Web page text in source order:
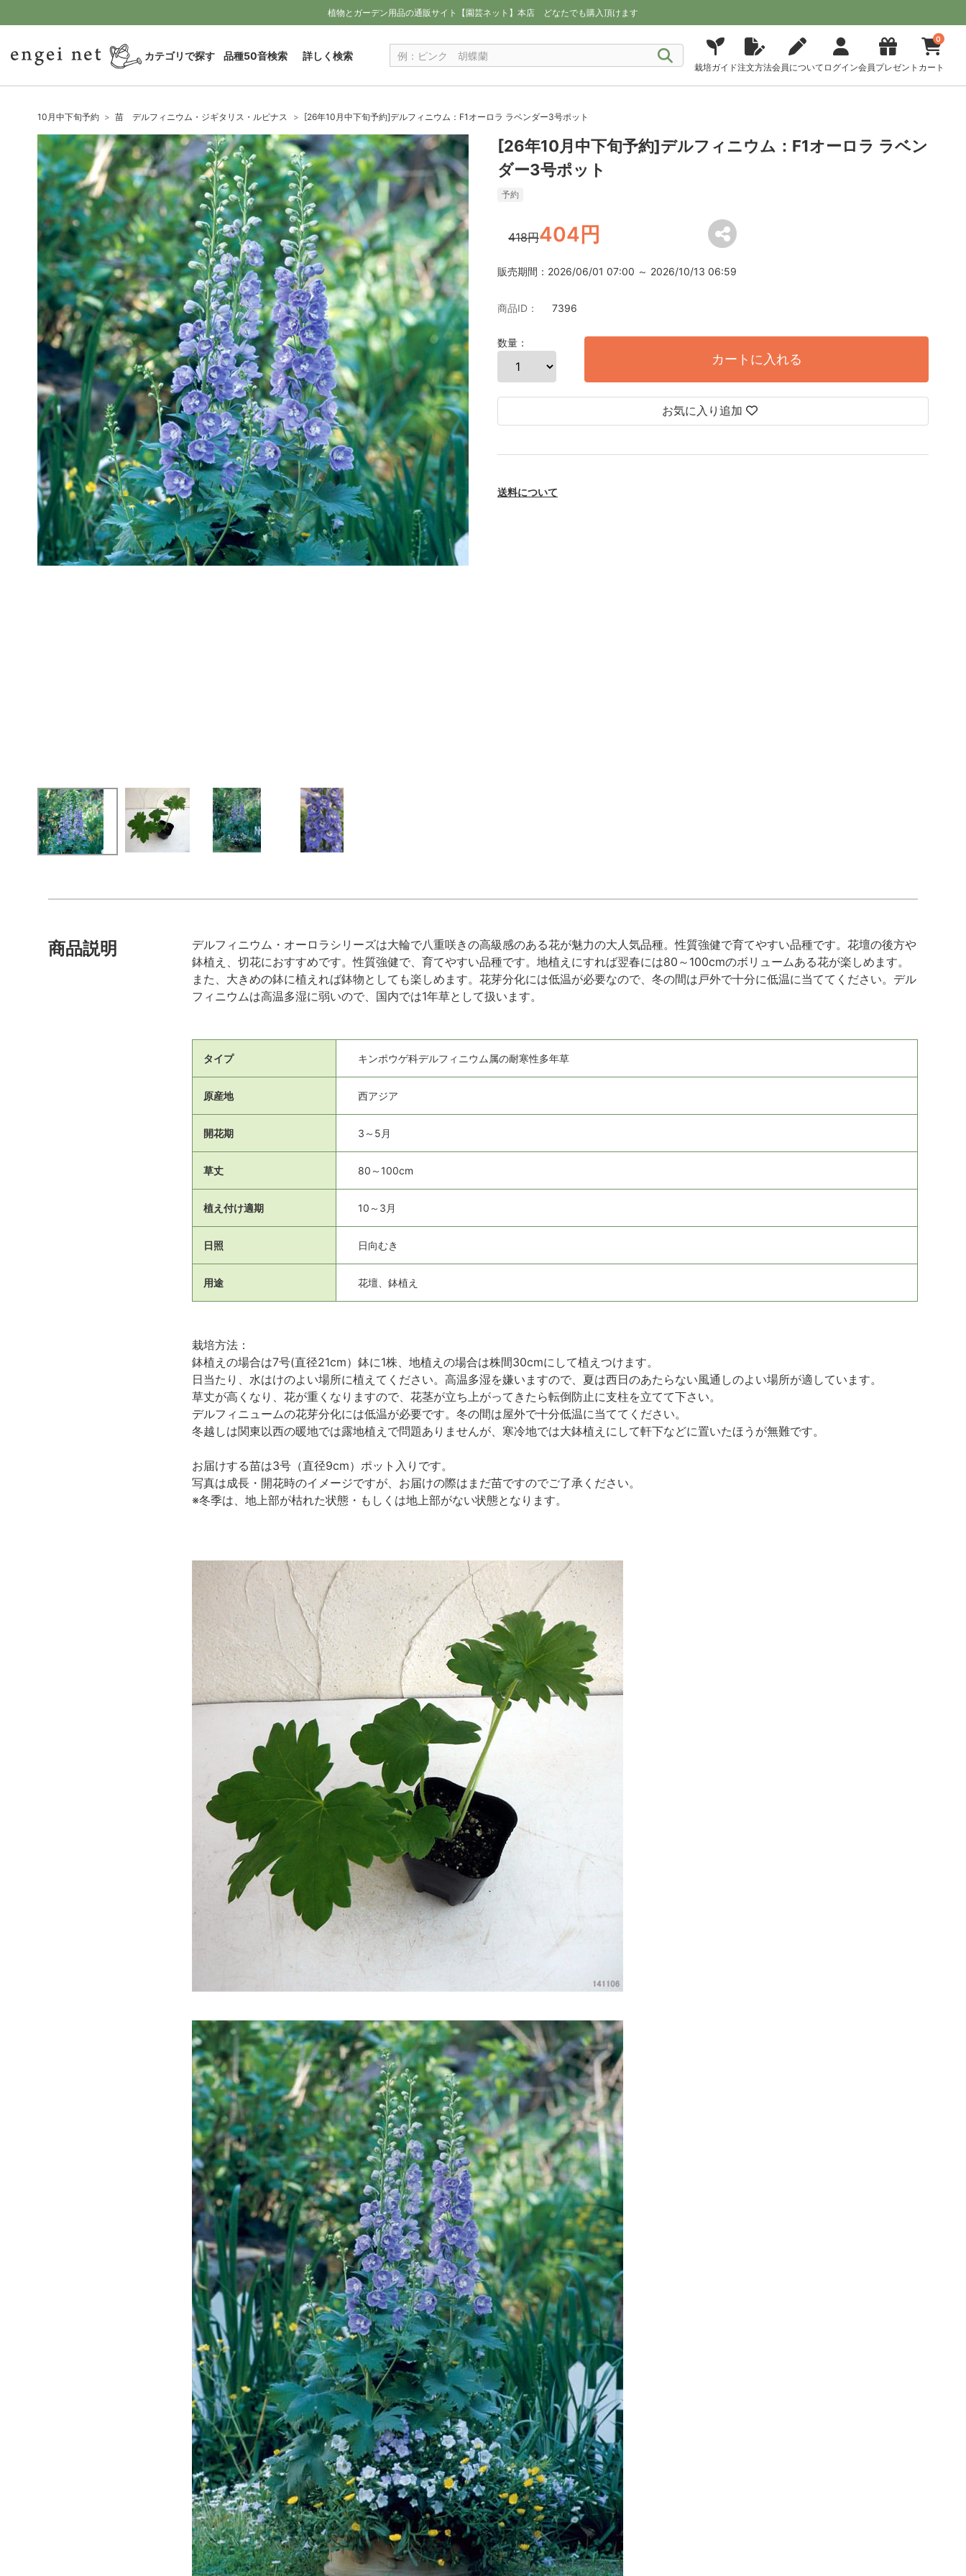
植物とガーデン用品の通販サイト【園芸ネット】本店 どなたでも購入頂けます
カテゴリで探す 品種50音検索 詳しく検索
栽培ガイド注文方法会員について ログイン会員プレゼント
0
カート
10月中下旬予約 苗 デルフィニウム・ジギタリス・ルピナス [26年10月中下旬予約]デルフィニウム：F1オーロラ ラベンダー3号ポット
[26年10月中下旬予約]デルフィニウム：F1オーロラ ラベン
ダー3号ポット
予約
418円404円
販売期間：2026/06/01 07:00 ～ 2026/10/13 06:59
商品ID： 7396
数量：
カートに入れる
お気に入り追加
送料について
商品説明
デルフィニウム・オーロラシリーズは大輪で八重咲きの高級感のある花が魅力の大人気品種。性質強健で育てやすい品種です。花壇の後方や
鉢植え、切花におすすめです。性質強健で、育てやすい品種です。地植えにすれば翌春には80～100cmのボリュームある花が楽しめます。
また、大きめの鉢に植えれば鉢物としても楽しめます。花芽分化には低温が必要なので、冬の間は戸外で十分に低温に当ててください。デル
フィニウムは高温多湿に弱いので、国内では1年草として扱います。
タイプ キンポウゲ科デルフィニウム属の耐寒性多年草
原産地 西アジア
開花期 3～5月
草丈 80～100cm
植え付け適期 10～3月
日照 日向むき
用途 花壇、鉢植え
栽培方法：
鉢植えの場合は7号(直径21cm）鉢に1株、地植えの場合は株間30cmにして植えつけます。
日当たり、水はけのよい場所に植えてください。高温多湿を嫌いますので、夏は西日のあたらない風通しのよい場所が適しています。
草丈が高くなり、花が重くなりますので、花茎が立ち上がってきたら転倒防止に支柱を立てて下さい。
デルフィニュームの花芽分化には低温が必要です。冬の間は屋外で十分低温に当ててください。
冬越しは関東以西の暖地では露地植えで問題ありませんが、寒冷地では大鉢植えにして軒下などに置いたほうが無難です。
お届けする苗は3号（直径9cm）ポット入りです。
写真は成長・開花時のイメージですが、お届けの際はまだ苗ですのでご了承ください。
※冬季は、地上部が枯れた状態・もしくは地上部がない状態となります。